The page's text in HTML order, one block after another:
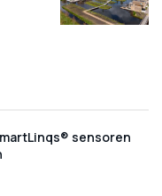
sensoren